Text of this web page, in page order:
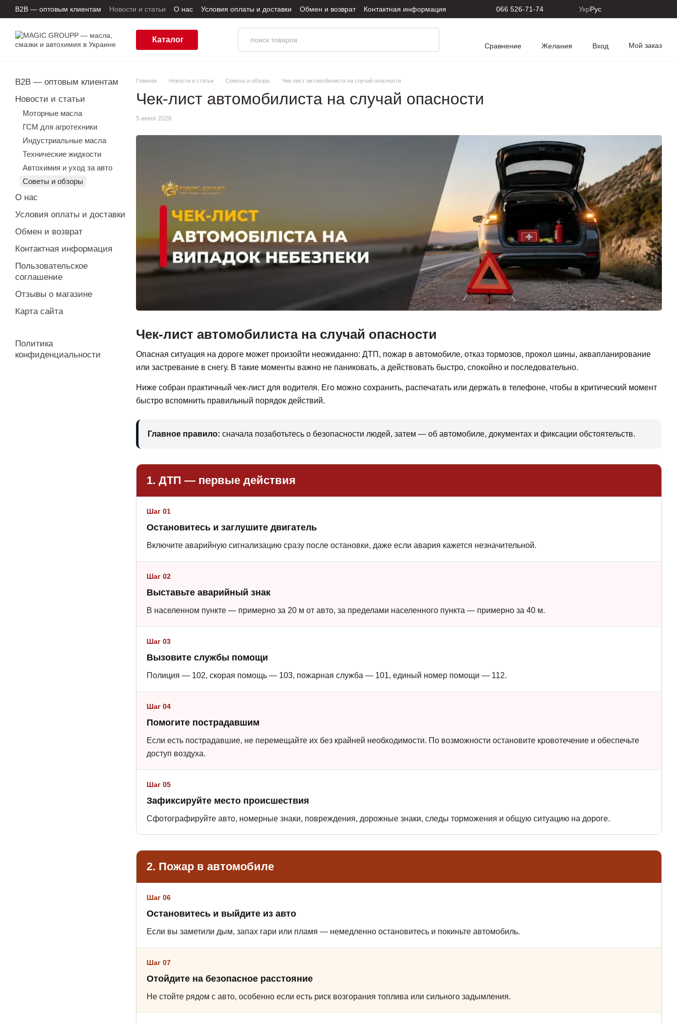
Перейти к основному контенту
B2B — оптовым клиентам Новости и статьи О нас Условия оплаты и доставки Обмен и возврат
Контактная информация
Пользовательское соглашение
Отзывы о магазине Политика конфиденциальности
066 526-71-74 УкрРус
Каталог
Сравнение Желания Вход Мой заказ
Главная Новости и статьи Советы и обзоры Чек-лист автомобилиста на случай опасности
Чек-лист автомобилиста на случай опасности
5 июня 2026
Чек-лист автомобилиста на случай опасности
Опасная ситуация на дороге может произойти неожиданно: ДТП, пожар в автомобиле, отказ тормозов, прокол шины, аквапланирование
или застревание в снегу. В такие моменты важно не паниковать, а действовать быстро, спокойно и последовательно.
Ниже собран практичный чек-лист для водителя. Его можно сохранить, распечатать или держать в телефоне, чтобы в критический момент
быстро вспомнить правильный порядок действий.
Главное правило: сначала позаботьтесь о безопасности людей, затем — об автомобиле, документах и фиксации обстоятельств.
1. ДТП — первые действия
Шаг 01
Остановитесь и заглушите двигатель
Включите аварийную сигнализацию сразу после остановки, даже если авария кажется незначительной.
Шаг 02
Выставьте аварийный знак
В населенном пункте — примерно за 20 м от авто, за пределами населенного пункта — примерно за 40 м.
Шаг 03
Вызовите службы помощи
Полиция — 102, скорая помощь — 103, пожарная служба — 101, единый номер помощи — 112.
Шаг 04
Помогите пострадавшим
Если есть пострадавшие, не перемещайте их без крайней необходимости. По возможности остановите кровотечение и обеспечьте
доступ воздуха.
Шаг 05
Зафиксируйте место происшествия
Сфотографируйте авто, номерные знаки, повреждения, дорожные знаки, следы торможения и общую ситуацию на дороге.
2. Пожар в автомобиле
Шаг 06
Остановитесь и выйдите из авто
Если вы заметили дым, запах гари или пламя — немедленно остановитесь и покиньте автомобиль.
Шаг 07
Отойдите на безопасное расстояние
Не стойте рядом с авто, особенно если есть риск возгорания топлива или сильного задымления.
B2B — оптовым клиентам
Новости и статьи
Моторные масла
ГСМ для агротехники
Индустриальные масла
Технические жидкости
Автохимия и уход за авто
Советы и обзоры
О нас
Условия оплаты и доставки
Обмен и возврат
Контактная информация
Пользовательское
соглашение
Отзывы о магазине
Карта сайта
Политика
конфиденциальности